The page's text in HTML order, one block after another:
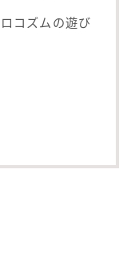
コズムの遊び